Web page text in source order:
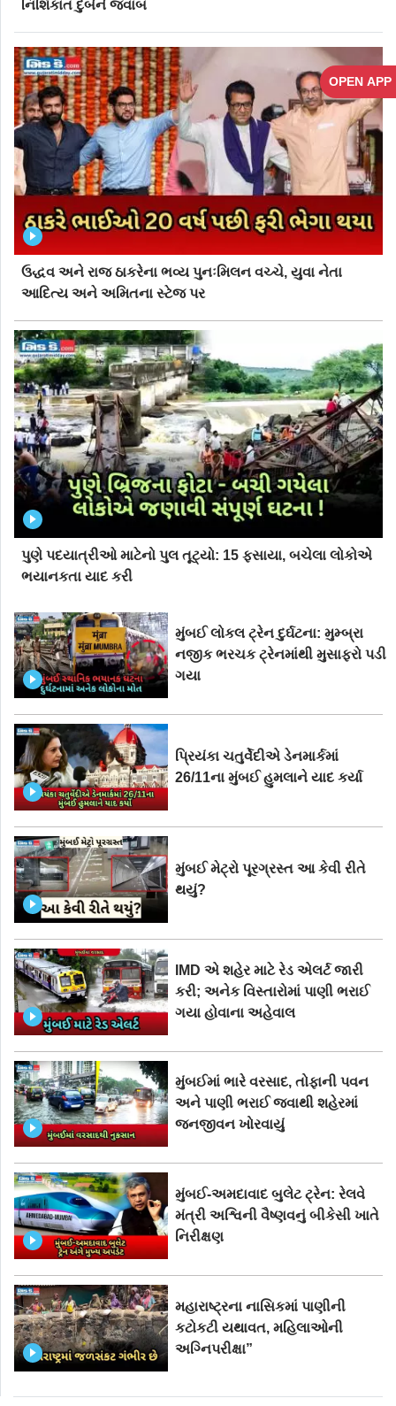
OPEN APP
નિશિકાંત દુબેને જવાબ
ઉદ્ધવ અને રાજ ઠાકરેના ભવ્ય પુનઃમિલન વચ્ચે, યુવા નેતા
આદિત્ય અને અમિતના સ્ટેજ પર
પુણે પદયાત્રીઓ માટેનો પુલ તૂટ્યો: 15 ફસાયા, બચેલા લોકોએ
ભયાનકતા યાદ કરી
મુંબઈ લોકલ ટ્રેન દુર્ઘટના: મુમ્બ્રા
નજીક ભરચક ટ્રેનમાંથી મુસાફરો પડી
ગયા
પ્રિયંકા ચતુર્વેદીએ ડેનમાર્કમાં
26/11ના મુંબઈ હુમલાને યાદ કર્યા
મુંબઈ મેટ્રો પૂરગ્રસ્ત આ કેવી રીતે
થયું?
IMD એ શહેર માટે રેડ એલર્ટ જારી
કરી; અનેક વિસ્તારોમાં પાણી ભરાઈ
ગયા હોવાના અહેવાલ
મુંબઈમાં ભારે વરસાદ, તોફાની પવન
અને પાણી ભરાઈ જવાથી શહેરમાં
જનજીવન ખોરવાયું
મુંબઈ-અમદાવાદ બુલેટ ટ્રેન: રેલવે
મંત્રી અશ્વિની વૈષ્ણવનું બીકેસી ખાતે
નિરીક્ષણ
મહારાષ્ટ્રના નાસિકમાં પાણીની
કટોકટી યથાવત, મહિલાઓની
અગ્નિપરીક્ષા”